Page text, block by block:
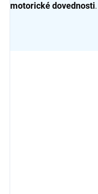
motorické dovednosti.